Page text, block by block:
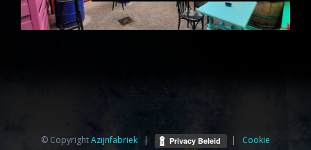
© CopyrightAzijnfabriek⁩ | | Cookie